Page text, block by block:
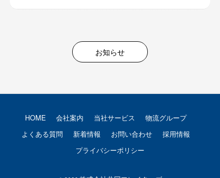
お知らせ
HOME 会社案内 当社サービス
物流グループ
よくある質問
新着情報 お問い合わせ
採用情報
プライバシーポリシー